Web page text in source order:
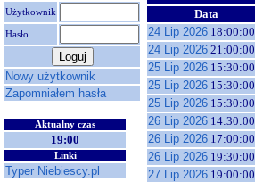
Użytkownik
Hasło
Nowy użytkownik
Zapomniałem hasła
Aktualny czas
19:00
Linki
Typer Niebiescy.pl
Data
24 Lip 2026 18:00:00
24 Lip 2026 21:00:00
25 Lip 2026 15:30:00
25 Lip 2026 15:30:00
25 Lip 2026 15:30:00
26 Lip 2026 14:30:00
26 Lip 2026 17:00:00
26 Lip 2026 19:30:00
27 Lip 2026 19:00:00